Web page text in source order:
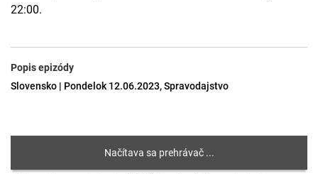
22:00.
Popis epizódy
Slovensko | Pondelok 12.06.2023, Spravodajstvo